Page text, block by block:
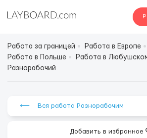
Работа за границей
Работа в Европе
Работа в Польше
Работа в
Разнорабочий
⟵ Вся работа Разнорабочим
Добавить в избранное